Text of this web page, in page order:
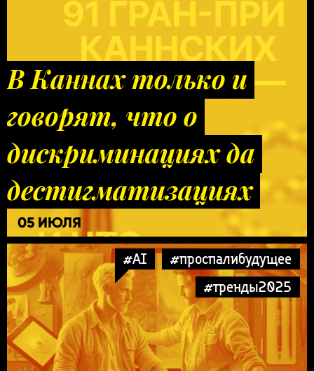
В Каннах только и
говорят, что о
дискриминациях да
дестигматизациях
05 ИЮЛЯ
#AI
#проспалибудущее
#тренды2025